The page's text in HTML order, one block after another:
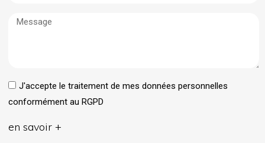
J'accepte le traitement de mes données personnelles
conformément au RGPD
en savoir +